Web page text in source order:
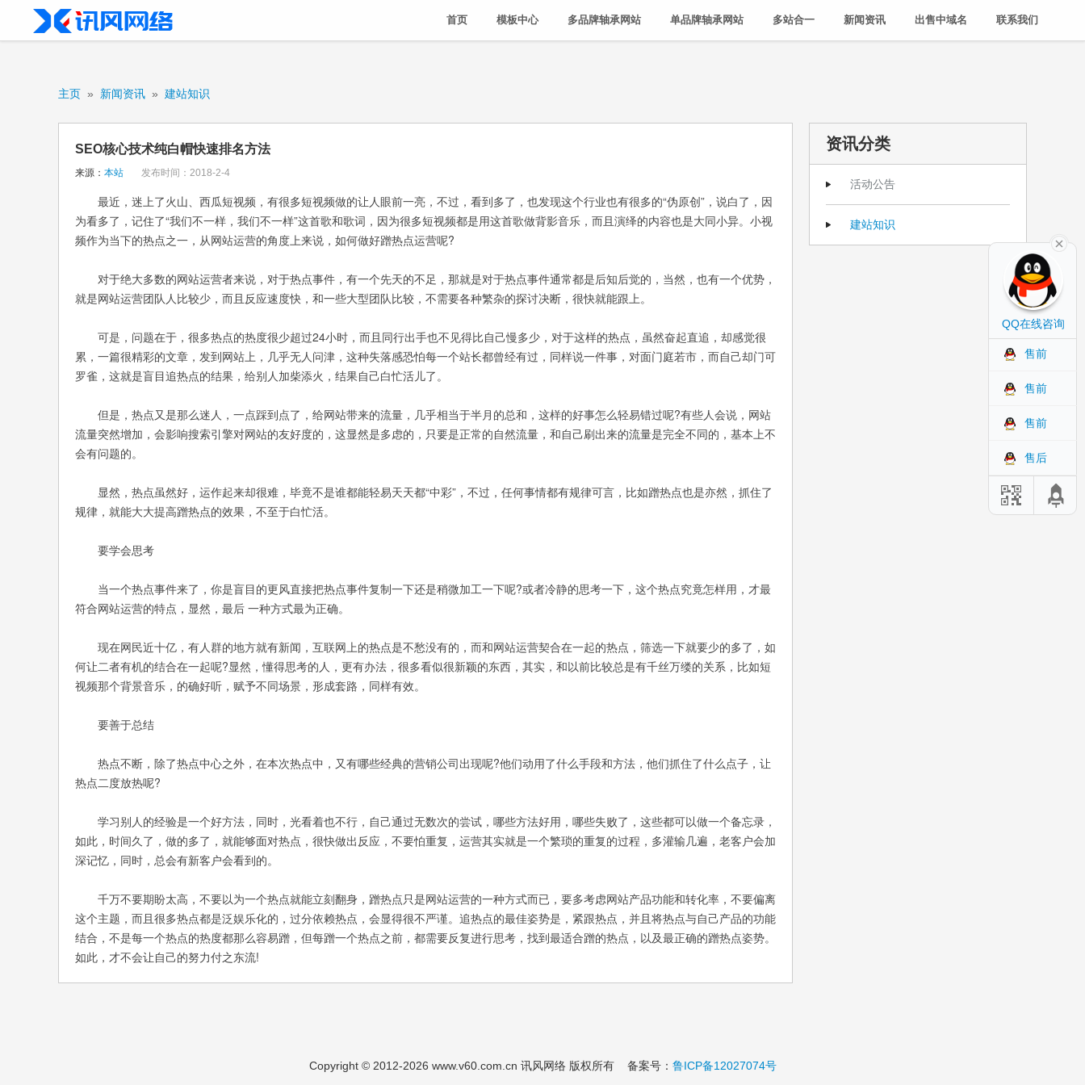
首页 模板中心 多品牌轴承网站 单品牌轴承网站 多站合一 新闻资讯 出售中域名 联系我们
主页 » 新闻资讯 » 建站知识
SEO核心技术纯白帽快速排名方法
来源： 本站 发布时间：2018-2-4
最近，迷上了火山、西瓜短视频，有很多短视频做的让人眼前一亮，不过，看到多了，也发现这个行业也有很多的“伪原创”，说白了，因
为看多了，记住了“我们不一样，我们不一样”这首歌和歌词，因为很多短视频都是用这首歌做背影音乐，而且演绎的内容也是大同小异。小视
频作为当下的热点之一，从网站运营的角度上来说，如何做好蹭热点运营呢?
对于绝大多数的网站运营者来说，对于热点事件，有一个先天的不足，那就是对于热点事件通常都是后知后觉的，当然，也有一个优势，
就是网站运营团队人比较少，而且反应速度快，和一些大型团队比较，不需要各种繁杂的探讨决断，很快就能跟上。
可是，问题在于，很多热点的热度很少超过24小时，而且同行出手也不见得比自己慢多少，对于这样的热点，虽然奋起直追，却感觉很
累，一篇很精彩的文章，发到网站上，几乎无人问津，这种失落感恐怕每一个站长都曾经有过，同样说一件事，对面门庭若市，而自己却门可
罗雀，这就是盲目追热点的结果，给别人加柴添火，结果自己白忙活儿了。
但是，热点又是那么迷人，一点踩到点了，给网站带来的流量，几乎相当于半月的总和，这样的好事怎么轻易错过呢?有些人会说，网站
流量突然增加，会影响搜索引擎对网站的友好度的，这显然是多虑的，只要是正常的自然流量，和自己刷出来的流量是完全不同的，基本上不
会有问题的。
显然，热点虽然好，运作起来却很难，毕竟不是谁都能轻易天天都“中彩”，不过，任何事情都有规律可言，比如蹭热点也是亦然，抓住了
规律，就能大大提高蹭热点的效果，不至于白忙活。
要学会思考
当一个热点事件来了，你是盲目的更风直接把热点事件复制一下还是稍微加工一下呢?或者冷静的思考一下，这个热点究竟怎样用，才最
符合网站运营的特点，显然，最后 一种方式最为正确。
现在网民近十亿，有人群的地方就有新闻，互联网上的热点是不愁没有的，而和网站运营契合在一起的热点，筛选一下就要少的多了，如
何让二者有机的结合在一起呢?显然，懂得思考的人，更有办法，很多看似很新颖的东西，其实，和以前比较总是有千丝万缕的关系，比如短
视频那个背景音乐，的确好听，赋予不同场景，形成套路，同样有效。
要善于总结
热点不断，除了热点中心之外，在本次热点中，又有哪些经典的营销公司出现呢?他们动用了什么手段和方法，他们抓住了什么点子，让
热点二度放热呢?
学习别人的经验是一个好方法，同时，光看着也不行，自己通过无数次的尝试，哪些方法好用，哪些失败了，这些都可以做一个备忘录，
如此，时间久了，做的多了，就能够面对热点，很快做出反应，不要怕重复，运营其实就是一个繁琐的重复的过程，多灌输几遍，老客户会加
深记忆，同时，总会有新客户会看到的。
千万不要期盼太高，不要以为一个热点就能立刻翻身，蹭热点只是网站运营的一种方式而已，要多考虑网站产品功能和转化率，不要偏离
这个主题，而且很多热点都是泛娱乐化的，过分依赖热点，会显得很不严谨。追热点的最佳姿势是，紧跟热点，并且将热点与自己产品的功能
结合，不是每一个热点的热度都那么容易蹭，但每蹭一个热点之前，都需要反复进行思考，找到最适合蹭的热点，以及最正确的蹭热点姿势。
如此，才不会让自己的努力付之东流!
资讯分类
活动公告
建站知识
Copyright © 2012-2026 www.v60.com.cn 讯风网络 版权所有 备案号： 鲁ICP备12027074号
QQ在线咨询
售前
售前
售前
售后